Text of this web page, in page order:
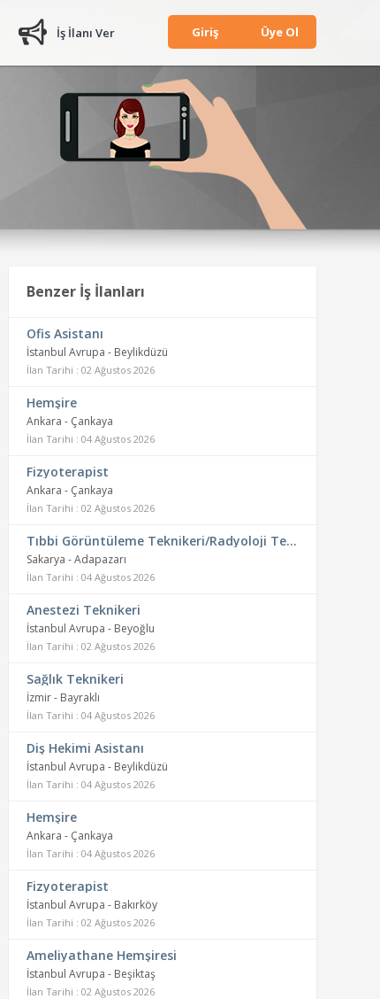
İş İlanı Ver Giriş Üye Ol
Benzer İş İlanları
Ofis Asistanı
İstanbul Avrupa - Beylikdüzü
İlan Tarihi : 02 Ağustos 2026
Hemşire
Ankara - Çankaya
İlan Tarihi : 04 Ağustos 2026
Fizyoterapist
Ankara - Çankaya
İlan Tarihi : 02 Ağustos 2026
Tıbbi Görüntüleme Teknikeri/Radyoloji Teknikeri
Sakarya - Adapazarı
İlan Tarihi : 04 Ağustos 2026
Anestezi Teknikeri
İstanbul Avrupa - Beyoğlu
İlan Tarihi : 02 Ağustos 2026
Sağlık Teknikeri
İzmir - Bayraklı
İlan Tarihi : 04 Ağustos 2026
Diş Hekimi Asistanı
İstanbul Avrupa - Beylikdüzü
İlan Tarihi : 04 Ağustos 2026
Hemşire
Ankara - Çankaya
İlan Tarihi : 04 Ağustos 2026
Fizyoterapist
İstanbul Avrupa - Bakırköy
İlan Tarihi : 02 Ağustos 2026
Ameliyathane Hemşiresi
İstanbul Avrupa - Beşiktaş
İlan Tarihi : 02 Ağustos 2026